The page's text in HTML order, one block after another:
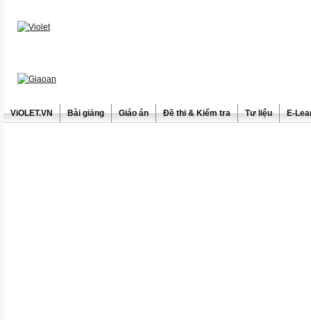
ViOLET.VN Bài giảng Giáo án Đề thi & Kiểm tra Tư liệu E-